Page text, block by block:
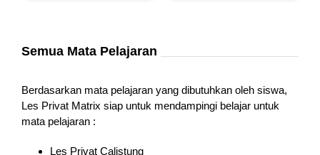
Semua Mata Pelajaran
Berdasarkan mata pelajaran yang dibutuhkan oleh siswa,
Les Privat Matrix siap untuk mendampingi belajar untuk
mata pelajaran :
Les Privat Calistung